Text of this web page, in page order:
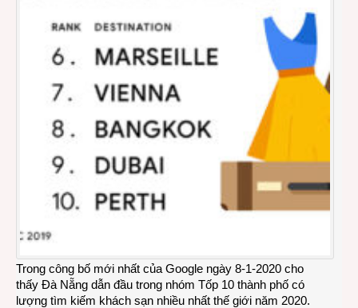
Trong công bố mới nhất của Google ngày 8-1-2020 cho
thấy Đà Nẵng dẫn đầu trong nhóm Tốp 10 thành phố có
lượng tìm kiếm khách sạn nhiều nhất thế giới năm 2020.